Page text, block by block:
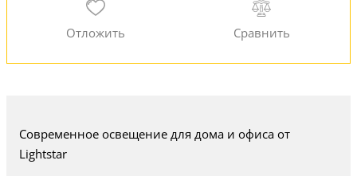
Современное освещение для дома и офиса от
Lightstar